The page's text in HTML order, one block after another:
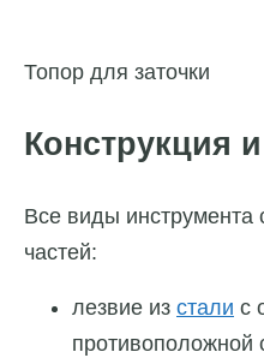
Топор для заточки
Конструкция
Все виды инструмента
частей:
лезвие из стали с
противоположной